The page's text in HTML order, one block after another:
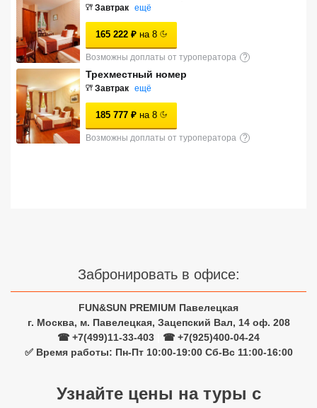
Завтрак ещё
165 222 ₽ на 8
Возможны доплаты от туроператора ?
Трехместный номер
Завтрак ещё
185 777 ₽ на 8
Возможны доплаты от туроператора ?
Забронировать в офисе:
FUN&SUN PREMIUM Павелецкая
г. Москва, м. Павелецкая, Зацепский Вал, 14 оф. 208
☎ +7(499)11-33-403
☎ +7(925)400-04-24
✅ Время работы: Пн-Пт 10:00-19:00 Сб-Вс 11:00-16:00
Узнайте цены на туры с
Недорогие отели 4*
звезды
Лучшие отели 3* звезды
Недорогие отели 3*
звезды
Сетевые отели Турции
Сетевые отели Мальдив
Сетевые отели Сейшел